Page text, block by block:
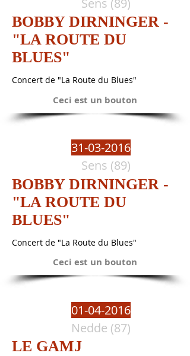
BOBBY DIRNINGER -
"LA ROUTE DU
BLUES"
Concert de "La Route du Blues"
Ceci est un bouton
31-03-2016
Sens (89)
BOBBY DIRNINGER -
"LA ROUTE DU
BLUES"
Concert de "La Route du Blues"
Ceci est un bouton
01-04-2016
Nedde (87)
LE GAMJ